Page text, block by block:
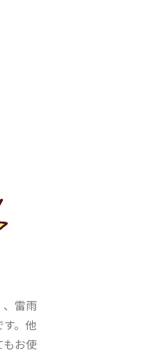
、雷雨
す。他
もお使